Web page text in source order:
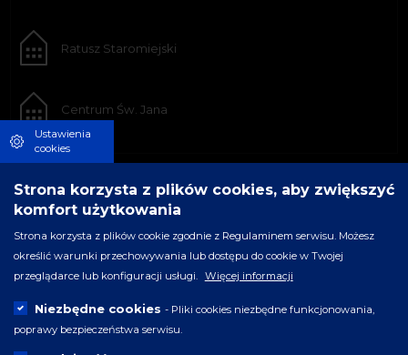
Ratusz Staromiejski
Centrum Św. Jana
Ustawienia
cookies
Strona korzysta z plików cookies, aby zwiększyć
komfort użytkowania
Strona korzysta z plików cookie zgodnie z Regulaminem serwisu. Możesz
określić warunki przechowywania lub dostępu do cookie w Twojej
przeglądarce lub konfiguracji usługi.
Więcej informacji
Niezbędne cookies - Pliki cookies niezbędne funkcjonowania,
poprawy bezpieczeństwa serwisu.